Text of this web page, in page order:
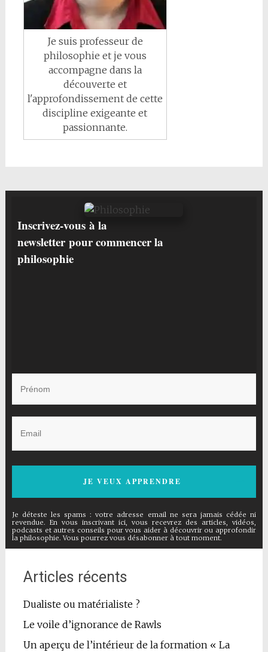
Je suis professeur de
philosophie et je vous
accompagne dans la
découverte et
l'approfondissement de cette
discipline exigeante et
passionnante.
Inscrivez-vous à la
newsletterpour commencer la
philosophie
JE VEUX APPRENDRE
Je déteste les spams : votre adresse email ne sera jamais cédée ni
revendue. En vous inscrivant ici, vous recevrez des articles, vidéos,
podcasts et autres conseils pour vous aider à découvrir ou approfondir
la philosophie. Vous pourrez vous désabonner à tout moment.
Articles récents
Dualiste ou matérialiste ?
Le voile d’ignorance de Rawls
Un aperçu de l’intérieur de la formation « La